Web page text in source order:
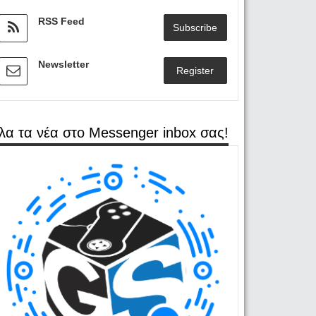
RSS Feed
Subscribe
Newsletter
Register
τα νέα στο Messenger inbox σας!